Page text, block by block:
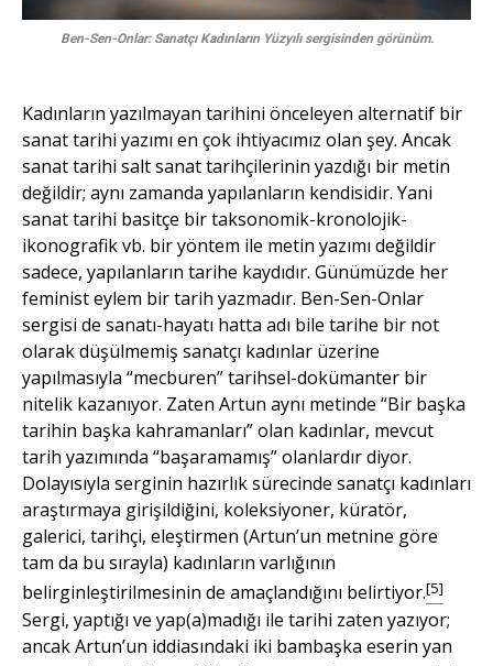
Ben-Sen-Onlar: Sanatçı Kadınların Yüzyılı sergisinden görünüm.
Kadınların yazılmayan tarihini önceleyen alternatif bir
sanat tarihi yazımı en çok ihtiyacımız olan şey. Ancak
sanat tarihi salt sanat tarihçilerinin yazdığı bir metin
değildir; aynı zamanda yapılanların kendisidir. Yani
sanat tarihi basitçe bir taksonomik-kronolojik-
ikonografik vb. bir yöntem ile metin yazımı değildir
sadece, yapılanların tarihe kaydıdır. Günümüzde her
feminist eylem bir tarih yazmadır. Ben-Sen-Onlar
sergisi de sanatı-hayatı hatta adı bile tarihe bir not
olarak düşülmemiş sanatçı kadınlar üzerine
yapılmasıyla “mecburen” tarihsel-dokümanter bir
nitelik kazanıyor. Zaten Artun aynı metinde “Bir başka
tarihin başka kahramanları” olan kadınlar, mevcut
tarih yazımında “başaramamış” olanlardır diyor.
Dolayısıyla serginin hazırlık sürecinde sanatçı kadınları
araştırmaya girişildiğini, koleksiyoner, küratör,
galerici, tarihçi, eleştirmen (Artun’un metnine göre
tam da bu sırayla) kadınların varlığının
belirginleştirilmesinin de amaçlandığını belirtiyor.[5]
Sergi, yaptığı ve yap(a)madığı ile tarihi zaten yazıyor;
ancak Artun’un iddiasındaki iki bambaşka eserin yan